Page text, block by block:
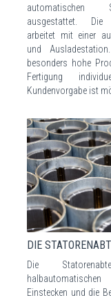
automatischen
ausgestattet. Die
arbeitet mit einer
und
besonders hohe
Fertigung
Kundenvorgabe ist
DIE
Die
Einstecken und die